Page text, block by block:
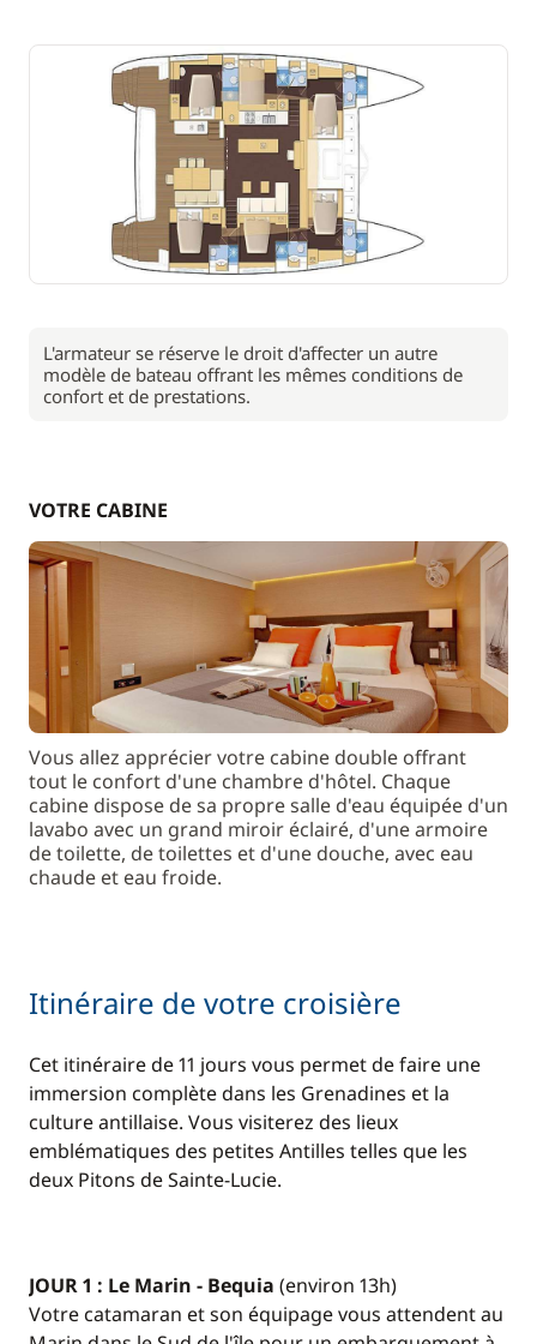
L'armateur se réserve le droit d'affecter un autre
modèle de bateau offrant les mêmes conditions de
confort et de prestations.
VOTRE CABINE
Vous allez apprécier votre cabine double offrant
tout le confort d'une chambre d'hôtel. Chaque
cabine dispose de sa propre salle d'eau équipée d'un
lavabo avec un grand miroir éclairé, d'une armoire
de toilette, de toilettes et d'une douche, avec eau
chaude et eau froide.
Itinéraire de votre croisière
Cet itinéraire de 11 jours vous permet de faire une
immersion complète dans les Grenadines et la
culture antillaise. Vous visiterez des lieux
emblématiques des petites Antilles telles que les
deux Pitons de Sainte-Lucie.
JOUR 1 : Le Marin - Bequia (environ 13h)
Votre catamaran et son équipage vous attendent au